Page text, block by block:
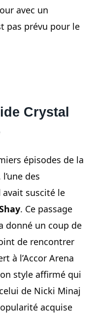
avec un
pas prévu pour le
Crystal
épisodes de la
l’une des
avait suscité le
. Ce passage
donné un coup de
de rencontrer
à l’Accor Arena
style affirmé qui
de Nicki Minaj
acquise